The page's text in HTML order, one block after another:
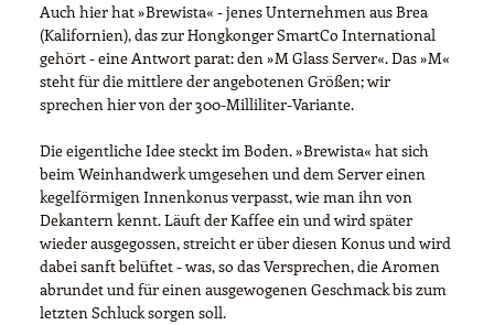
Auch hier hat »Brewista« - jenes Unternehmen aus Brea
(Kalifornien), das zur Hongkonger SmartCo International
gehört - eine Antwort parat: den »M Glass Server«. Das »M«
steht für die mittlere der angebotenen Größen; wir
sprechen hier von der 300-Milliliter-Variante.
Die eigentliche Idee steckt im Boden. »Brewista« hat sich
beim Weinhandwerk umgesehen und dem Server einen
kegelförmigen Innenkonus verpasst, wie man ihn von
Dekantern kennt. Läuft der Kaffee ein und wird später
wieder ausgegossen, streicht er über diesen Konus und wird
dabei sanft belüftet - was, so das Versprechen, die Aromen
abrundet und für einen ausgewogenen Geschmack bis zum
letzten Schluck sorgen soll.